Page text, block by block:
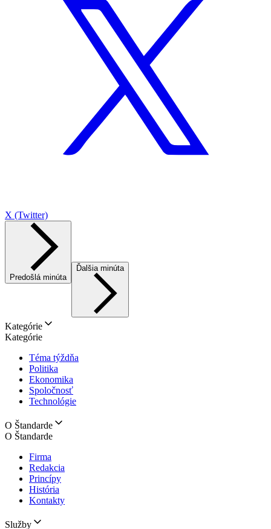
X (Twitter)
Predošlá minúta
Ďalšia minúta
Kategórie
Kategórie
Téma týždňa
Politika
Ekonomika
Spoločnosť
Technológie
O Štandarde
O Štandarde
Firma
Redakcia
Princípy
História
Kontakty
Služby